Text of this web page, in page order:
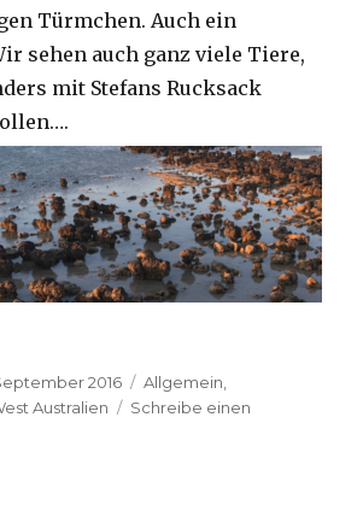
Türmchen. Auch ein
sehen auch ganz viele Tiere,
mit Stefans Rucksack
2016 Kategorien
Allgemein
Australien
Schreibe einen